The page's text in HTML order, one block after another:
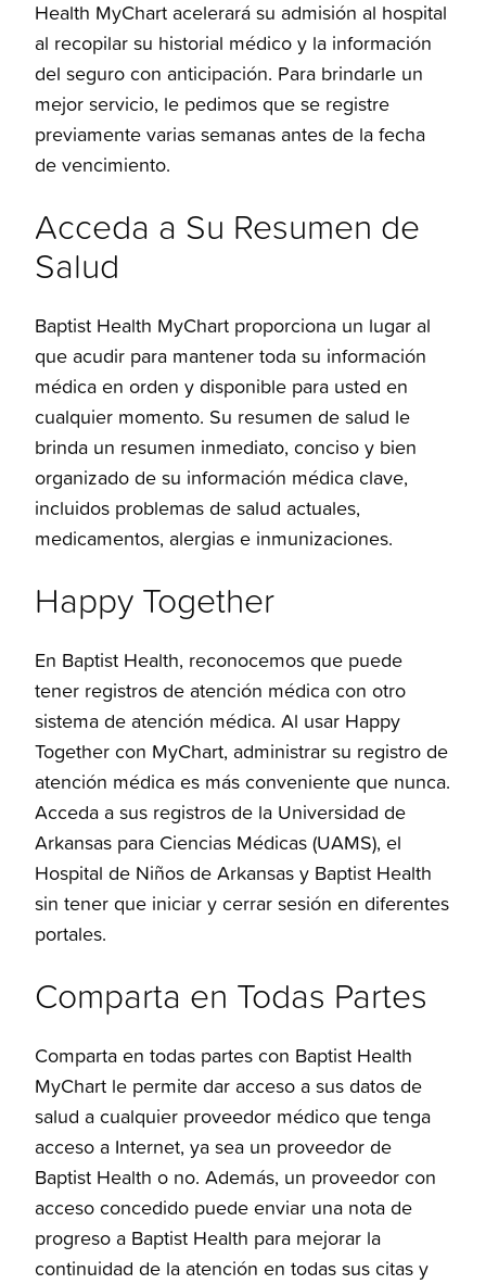
Health MyChart acelerará su admisión al hospital
al recopilar su historial médico y la información
del seguro con anticipación. Para brindarle un
mejor servicio, le pedimos que se registre
previamente varias semanas antes de la fecha
de vencimiento.
Acceda a Su Resumen de
Salud
Baptist Health MyChart proporciona un lugar al
que acudir para mantener toda su información
médica en orden y disponible para usted en
cualquier momento. Su resumen de salud le
brinda un resumen inmediato, conciso y bien
organizado de su información médica clave,
incluidos problemas de salud actuales,
medicamentos, alergias e inmunizaciones.
Happy Together
En Baptist Health, reconocemos que puede
tener registros de atención médica con otro
sistema de atención médica. Al usar Happy
Together con MyChart, administrar su registro de
atención médica es más conveniente que nunca.
Acceda a sus registros de la Universidad de
Arkansas para Ciencias Médicas (UAMS), el
Hospital de Niños de Arkansas y Baptist Health
sin tener que iniciar y cerrar sesión en diferentes
portales.
Comparta en Todas Partes
Comparta en todas partes con Baptist Health
MyChart le permite dar acceso a sus datos de
salud a cualquier proveedor médico que tenga
acceso a Internet, ya sea un proveedor de
Baptist Health o no. Además, un proveedor con
acceso concedido puede enviar una nota de
progreso a Baptist Health para mejorar la
continuidad de la atención en todas sus citas y